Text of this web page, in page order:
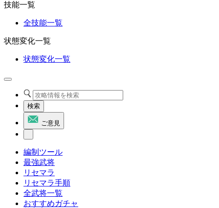
技能一覧
全技能一覧
状態変化一覧
状態変化一覧
検索
ご意見
編制ツール
最強武将
リセマラ
リセマラ手順
全武将一覧
おすすめガチャ